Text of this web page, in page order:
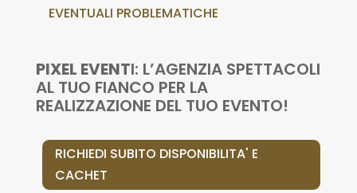
EVENTUALI PROBLEMATICHE
PIXEL EVENTI: L’AGENZIA SPETTACOLI
AL TUO FIANCO PER LA
REALIZZAZIONE DEL TUO EVENTO!
RICHIEDI SUBITO DISPONIBILITA' E
CACHET